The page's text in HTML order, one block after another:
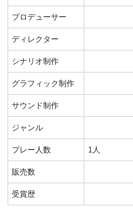
プロデューサー
ディレクター
シナリオ制作
グラフィック制作
サウンド制作
ジャンル
プレー人数 1人
販売数
受賞歴